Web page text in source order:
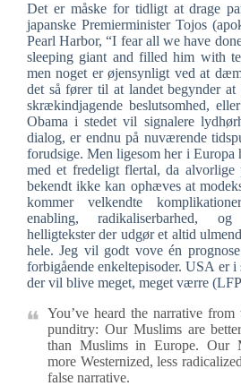
Det er måske for tidligt at drage
japanske Premierminister Tojos
Pearl Harbor, “I fear all we have
sleeping giant and filled him with
men noget er øjensynligt ved at
det så fører til at landet begynder at
skrækindjagende beslutsomhed,
Obama i stedet vil signalere
dialog, er endnu på nuværende
forudsige. Men ligesom her i Europa
med et fredeligt flertal, da alvorlige
bekendt ikke kan ophæves at
kommer velkendte
enabling, radikaliserbarhed, og
helligtekster der udgør et altid
hele. Jeg vil godt vove én
forbigående enkeltepisoder. USA er i
der vil blive meget, meget værre
You’ve heard the narrative
punditry: Our Muslims are
than Muslims in Europe. Our
more Westernized, less
false narrative.